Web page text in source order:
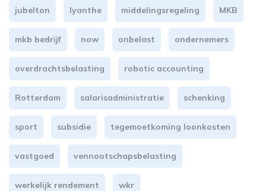
jubelton lyanthe middelingsregeling MKB
mkb bedrijf now onbelast ondernemers
overdrachtsbelasting robotic accounting
Rotterdam salarisadministratie schenking
sport subsidie tegemoetkoming loonkosten
vastgoed vennootschapsbelasting
werkelijk rendement wkr